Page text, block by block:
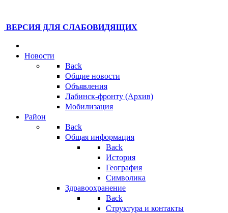
ВЕРСИЯ ДЛЯ СЛАБОВИДЯЩИХ
Новости
Back
Общие новости
Объявления
Лабинск-фронту (Архив)
Мобилизация
Район
Back
Общая информация
Back
История
География
Символика
Здравоохранение
Back
Структура и контакты